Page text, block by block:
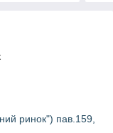
ринок") пав.159,